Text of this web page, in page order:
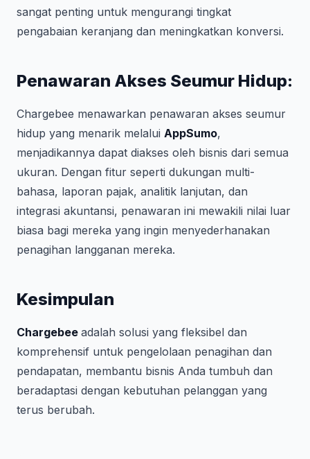
sangat penting untuk mengurangi tingkat
pengabaian keranjang dan meningkatkan konversi.
Penawaran Akses Seumur Hidup:
Chargebee menawarkan penawaran akses seumur
hidup yang menarik melalui AppSumo,
menjadikannya dapat diakses oleh bisnis dari semua
ukuran. Dengan fitur seperti dukungan multi-
bahasa, laporan pajak, analitik lanjutan, dan
integrasi akuntansi, penawaran ini mewakili nilai luar
biasa bagi mereka yang ingin menyederhanakan
penagihan langganan mereka.
Kesimpulan
Chargebee adalah solusi yang fleksibel dan
komprehensif untuk pengelolaan penagihan dan
pendapatan, membantu bisnis Anda tumbuh dan
beradaptasi dengan kebutuhan pelanggan yang
terus berubah.